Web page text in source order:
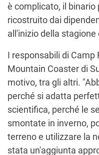
è complicato, il
ricostruito dai
all'inizio della stagione
I responsabili di Camp
Mountain Coaster di
motivo, tra gli altri.
perché si adatta
scientifica, perché le
smontate in inverno,
terreno e utilizzare la
stata un'aggiunta